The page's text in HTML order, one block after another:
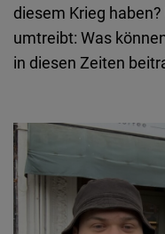
diesem Krieg
umtreibt: Was
in diesen Zeiten